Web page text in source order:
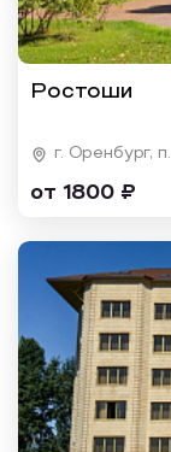
Ростоши
г. Оренбург,
от 1800 ₽